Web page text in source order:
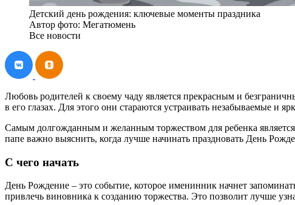
Детский день рождения: ключевые моменты праздника
Автор фото: Мегатюмень
Все новости
Любовь родителей к своему чаду является прекрасным и
в его глазах. Для этого они стараются устраивать незабываемые и
Самым долгожданным и желанным торжеством для ребенка
папе важно выяснить, когда лучше начинать праздновать День
С чего начать
День Рождение – это событие, которое именинник начнет
привлечь виновника к созданию торжества. Это позволит лучше